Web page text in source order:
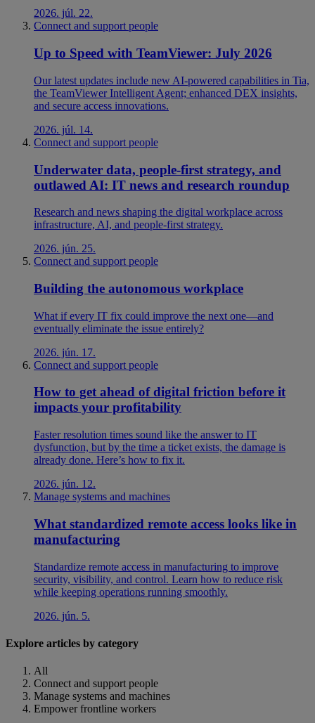
2026. júl. 22.
Connect and support people
Up to Speed with TeamViewer: July 2026
Our latest updates include new AI-powered capabilities in Tia,
the TeamViewer Intelligent Agent; enhanced DEX insights,
and secure access innovations.
2026. júl. 14.
Connect and support people
Underwater data, people-first strategy, and
outlawed AI: IT news and research roundup
Research and news shaping the digital workplace across
infrastructure, AI, and people-first strategy.
2026. jún. 25.
Connect and support people
Building the autonomous workplace
What if every IT fix could improve the next one—and
eventually eliminate the issue entirely?
2026. jún. 17.
Connect and support people
How to get ahead of digital friction before it
impacts your profitability
Faster resolution times sound like the answer to IT
dysfunction, but by the time a ticket exists, the damage is
already done. Here’s how to fix it.
2026. jún. 12.
Manage systems and machines
What standardized remote access looks like in
manufacturing
Standardize remote access in manufacturing to improve
security, visibility, and control. Learn how to reduce risk
while keeping operations running smoothly.
2026. jún. 5.
Explore articles by category
All
Connect and support people
Manage systems and machines
Empower frontline workers